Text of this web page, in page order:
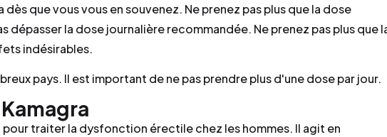
que vous vous en souvenez. Ne prenez pas plus que la dose
dépasser la dose journalière recommandée. Ne prenez pas plus que
indésirables.
pays. Il est important de ne pas prendre plus d'une dose par jour.
traiter la dysfonction érectile chez les hommes. Il agit en